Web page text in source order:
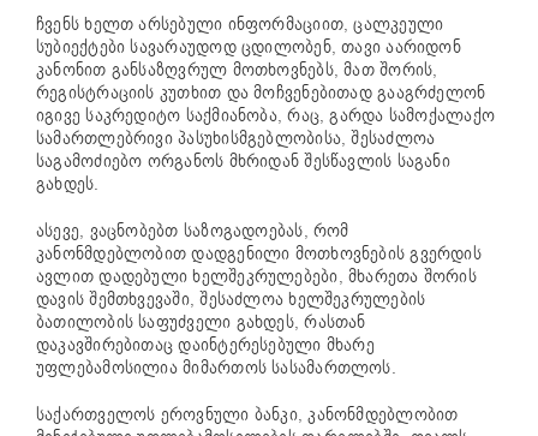
ჩვენს ხელთ არსებული ინფორმაციით, ცალკეული
სუბიექტები სავარაუდოდ ცდილობენ, თავი აარიდონ
კანონით განსაზღვრულ მოთხოვნებს, მათ შორის,
რეგისტრაციის კუთხით და მოჩვენებითად გააგრძელონ
იგივე საკრედიტო საქმიანობა, რაც, გარდა სამოქალაქო
სამართლებრივი პასუხისმგებლობისა, შესაძლოა
საგამოძიებო ორგანოს მხრიდან შესწავლის საგანი
გახდეს.
ასევე, ვაცნობებთ საზოგადოებას, რომ
კანონმდებლობით დადგენილი მოთხოვნების გვერდის
ავლით დადებული ხელშეკრულებები, მხარეთა შორის
დავის შემთხვევაში, შესაძლოა ხელშეკრულების
ბათილობის საფუძველი გახდეს, რასთან
დაკავშირებითაც დაინტერესებული მხარე
უფლებამოსილია მიმართოს სასამართლოს.
საქართველოს ეროვნული ბანკი, კანონმდებლობით